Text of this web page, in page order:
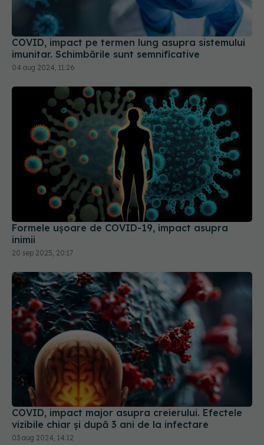
COVID, impact pe termen lung asupra sistemului
imunitar. Schimbările sunt semnificative
04 aug 2024, 11:26
Formele ușoare de COVID-19, impact asupra
20 sep 2025, 20:17
COVID, impact major asupra creierului. Efectele
vizibile chiar și după 3 ani de la infectare
03 aug 2024, 14:12